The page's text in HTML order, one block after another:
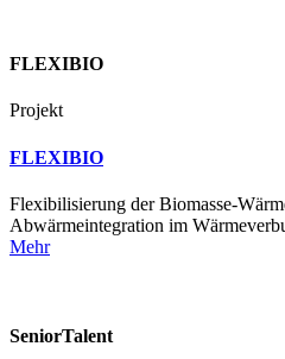
FLEXIBIO
Projekt
FLEXIBIO
Flexibilisierung der Biomasse-
Abwärmeintegration im
Mehr
SeniorTalent